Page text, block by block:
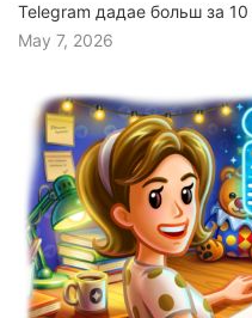
Telegram дадае больш за
May 7, 2026